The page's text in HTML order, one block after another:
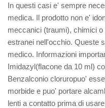
In questi casi e' sempre
medica. Il prodotto non e'
meccanici (traumi), chimici
estranei nell'occhio. Queste
medico. Informazioni
Imidazyl(flacone da 10 ml)
Benzalconio cloruropuo'
morbide e puo' portare
lenti a contatto prima di